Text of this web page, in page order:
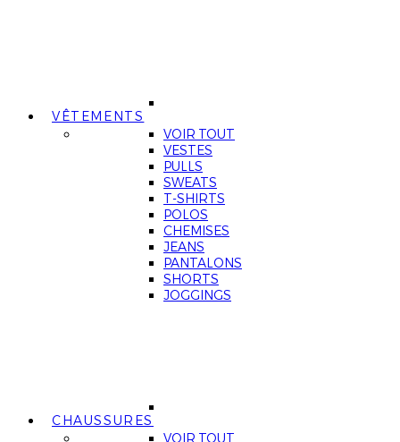
VÊTEMENTS
VOIR TOUT
VESTES
PULLS
SWEATS
T-SHIRTS
POLOS
CHEMISES
JEANS
PANTALONS
SHORTS
JOGGINGS
CHAUSSURES
VOIR TOUT